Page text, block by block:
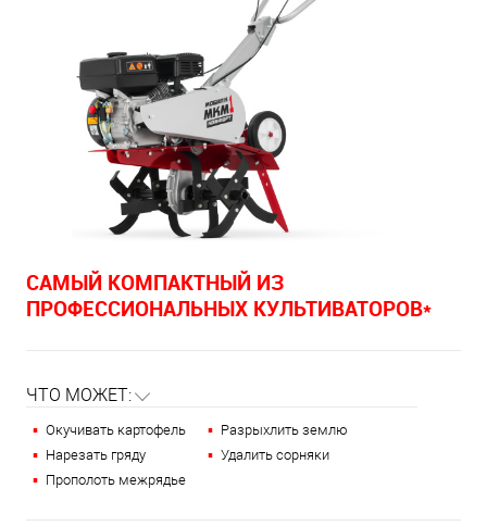
САМЫЙ КОМПАКТНЫЙ ИЗ
ПРОФЕССИОНАЛЬНЫХ КУЛЬТИВАТОРОВ*
ЧТО МОЖЕТ:
Окучивать картофель
Разрыхлить землю
Нарезать гряду
Удалить сорняки
Прополоть межрядье